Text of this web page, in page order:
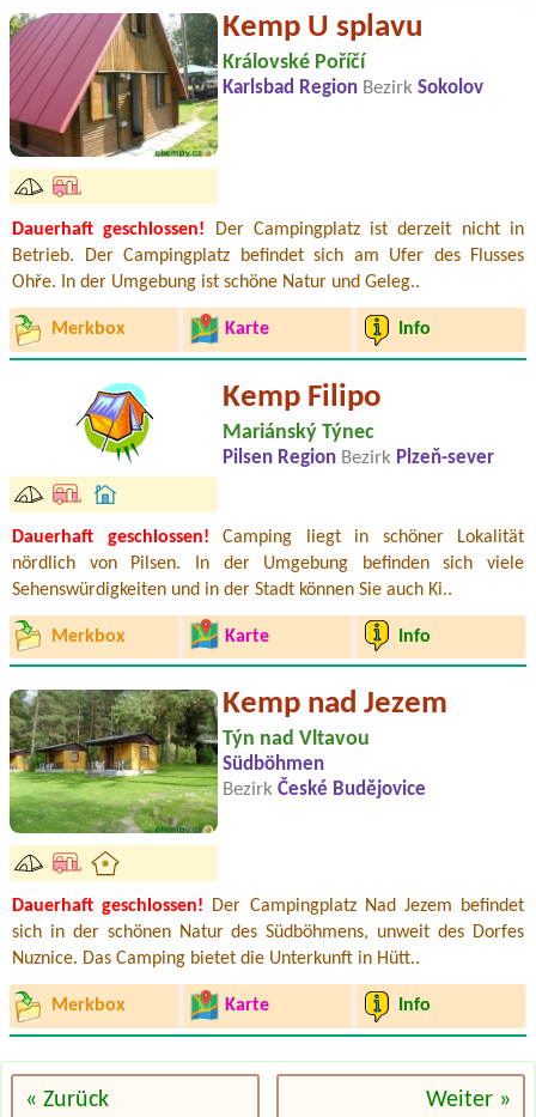
Kemp U splavu
Královské Poříčí
Karlsbad Region Bezirk Sokolov
Dauerhaft geschlossen! Der Campingplatz ist derzeit nicht in
Betrieb. Der Campingplatz befindet sich am Ufer des Flusses
Ohře. In der Umgebung ist schöne Natur und Geleg..
Merkbox Karte Info
Kemp Filipo
Mariánský Týnec
Pilsen Region Bezirk Plzeň-sever
Dauerhaft geschlossen! Camping liegt in schöner Lokalität
nördlich von Pilsen. In der Umgebung befinden sich viele
Sehenswürdigkeiten und in der Stadt können Sie auch Ki..
Merkbox Karte Info
Kemp nad Jezem
Týn nad Vltavou
Südböhmen
Bezirk České Budějovice
Dauerhaft geschlossen! Der Campingplatz Nad Jezem befindet
sich in der schönen Natur des Südböhmens, unweit des Dorfes
Nuznice. Das Camping bietet die Unterkunft in Hütt..
Merkbox Karte Info
« Zurück Weiter »